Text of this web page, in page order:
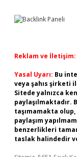
Reklam ve İletişim:
Yasal Uyarı: Bu
veya şahıs şirketi
Sitede yalnızca
taşımamakta
paylaşım
benzerlikleri
taslak halindedir